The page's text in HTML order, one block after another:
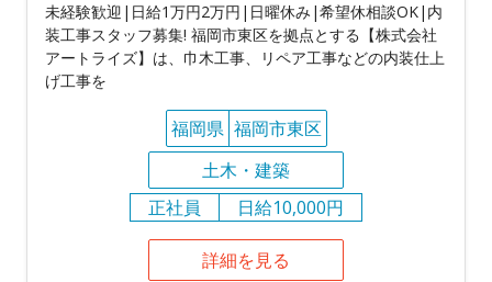
未経験歓迎|日給1万円2万円|日曜休み|希望休相談OK|内
装工事スタッフ募集! 福岡市東区を拠点とする【株式会社
アートライズ】は、巾木工事、リペア工事などの内装仕上
げ工事を
福岡県 福岡市東区
土木・建築
正社員
日給10,000円
詳細を見る